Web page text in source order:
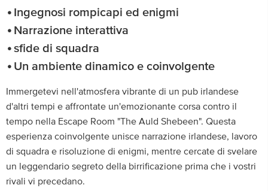
Ingegnosi rompicapi ed enigmi
Narrazione interattiva
sfide di squadra
Un ambiente dinamico e coinvolgente
Immergetevi nell'atmosfera vibrante di un pub irlandese
d'altri tempi e affrontate un'emozionante corsa contro il
tempo nella Escape Room "The Auld Shebeen". Questa
esperienza coinvolgente unisce narrazione irlandese, lavoro
di squadra e risoluzione di enigmi, mentre cercate di svelare
un leggendario segreto della birrificazione prima che i vostri
rivali vi precedano.